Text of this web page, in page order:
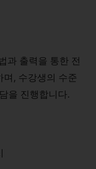
과 출력을 통한 전
며, 수강생의 수준
을 진행합니다.